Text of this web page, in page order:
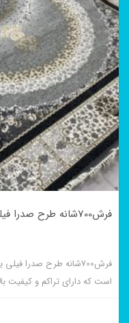
فرش700شانه طرح صدرا فیلی
فرش700شانه طرح
است که دارای تراکم و کیفیت